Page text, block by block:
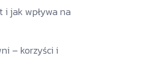
jak wpływa na
– korzyści i